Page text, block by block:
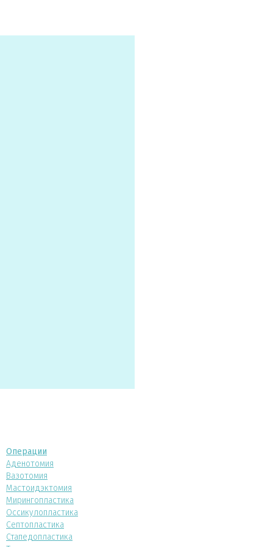
Операции
Аденотомия
Вазотомия
Мастоидэктомия
Мирингопластика
Оссикулопластика
Септопластика
Стапедопластика